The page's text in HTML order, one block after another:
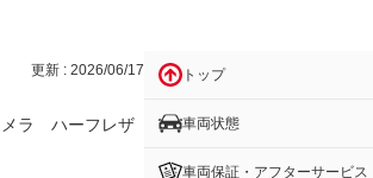
更新 : 2026/06/17
ラ ハーフレザ
トップ
車両状態
車両保証・アフターサービス